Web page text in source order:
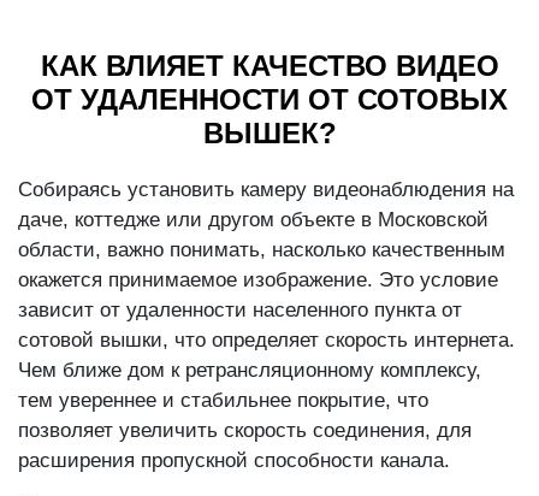
КАК ВЛИЯЕТ КАЧЕСТВО ВИДЕО
ОТ УДАЛЕННОСТИ ОТ СОТОВЫХ
ВЫШЕК?
Собираясь установить камеру видеонаблюдения на
даче, коттедже или другом объекте в Московской
области, важно понимать, насколько качественным
окажется принимаемое изображение. Это условие
зависит от удаленности населенного пункта от
сотовой вышки, что определяет скорость интернета.
Чем ближе дом к ретрансляционному комплексу,
тем увереннее и стабильнее покрытие, что
позволяет увеличить скорость соединения, для
расширения пропускной способности канала.